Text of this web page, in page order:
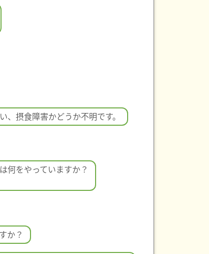
摂食障害かどうか不明です。
何をやっていますか？
か？